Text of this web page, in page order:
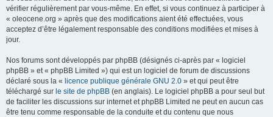
vérifier régulièrement par vous-même. En effet, si vous continuez à participer à
« oleocene.org » après que des modifications aient été effectuées, vous
acceptez d’être légalement responsable des conditions modifiées et mises à
jour.
Nos forums sont développés par phpBB (désignés ci-après par « logiciel
phpBB » et « phpBB Limited ») qui est un logiciel de forum de discussions
déclaré sous la « licence publique générale GNU 2.0 » et qui peut être
téléchargé sur le site de phpBB (en anglais). Le logiciel phpBB a pour seul but
de faciliter les discussions sur internet et phpBB Limited ne peut en aucun cas
être tenu comme responsable de la conduite et du contenu que nous